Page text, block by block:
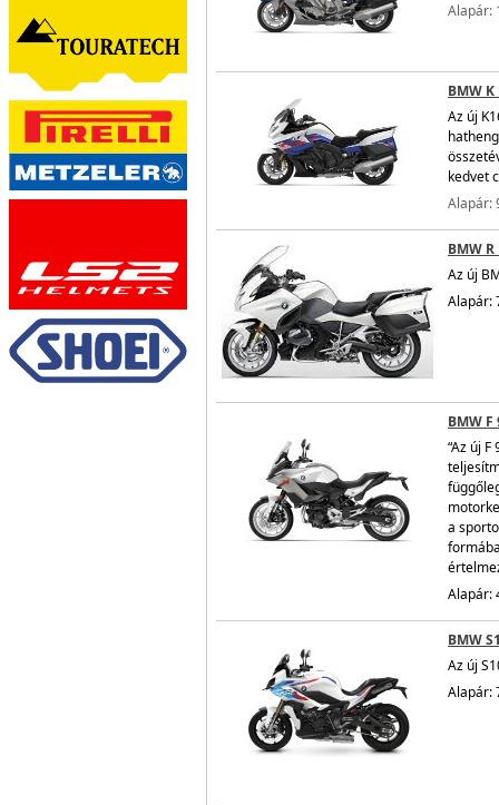
Alapár:
BMW K
Az új
kedvet
Alapár:
BMW R
Az új
Alapár:
BMW F
“Az új
a
Alapár:
BMW
Az új
Alapár: